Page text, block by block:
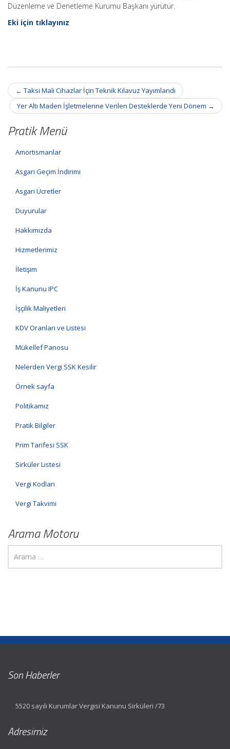
Düzenleme ve Denetleme Kurumu Başkanı yürütür.
Eki için tıklayınız
Post
navigation
← Taksi Mali Cihazlar İçin Teknik Kılavuz Yayımlandı
Yer Altı Maden İşletmelerine Verilen Desteklerde Yeni Dönem →
Pratik Menü
Amortismanlar
Asgari Geçim İndirimi
Asgari Ücretler
Duyurular
Hakkımızda
Hizmetlerimiz
İletişim
İş Kanunu IPC
İşçilik Maliyetleri
KDV Oranları ve Listesi
Mükellef Panosu
Nelerden Vergi SSK Kesilir
Örnek sayfa
Politikamız
Pratik Bilgiler
Prim Tarifesi SSK
Sirküler Listesi
Vergi Kodları
Vergi Takvimi
Arama Motoru
Son Haberler
5520 sayılı Kurumlar Vergisi Kanunu Sirküleri /73
Adresimiz